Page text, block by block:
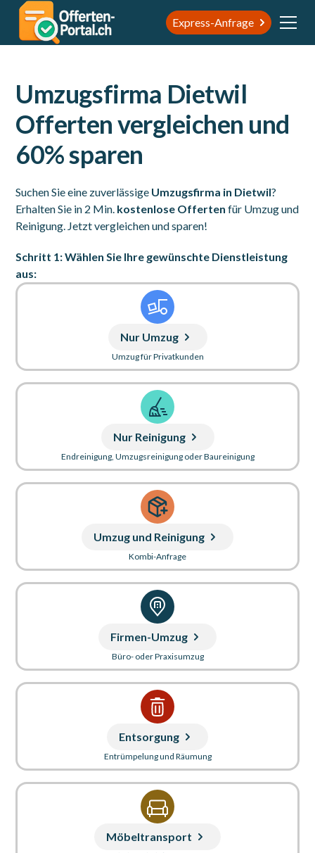
Express-Anfrage
Umzugsfirma Dietwil
Offerten vergleichen und
60% sparen
Suchen Sie eine zuverlässige Umzugsfirma in Dietwil?
Erhalten Sie in 2 Min. kostenlose Offerten für Umzug und
Reinigung. Jetzt vergleichen und sparen!
Schritt 1: Wählen Sie Ihre gewünschte Dienstleistung
aus:
Nur Umzug
Umzug für Privatkunden
Nur Reinigung
Endreinigung, Umzugsreinigung oder Baureinigung
Umzug und Reinigung
Kombi-Anfrage
Firmen-Umzug
Büro- oder Praxisumzug
Entsorgung
Entrümpelung und Räumung
Möbeltransport